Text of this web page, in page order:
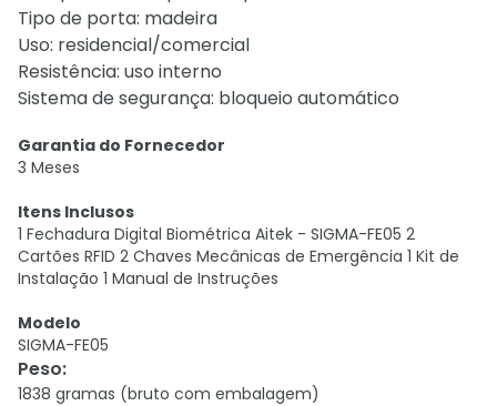
Tipo de porta: madeira
Uso: residencial/comercial
Resistência: uso interno
Sistema de segurança: bloqueio automático
Garantia do Fornecedor
3 Meses
Itens Inclusos
1 Fechadura Digital Biométrica Aitek - SIGMA-FE05 2
Cartões RFID 2 Chaves Mecânicas de Emergência 1 Kit de
Instalação 1 Manual de Instruções
Modelo
SIGMA-FE05
Peso:
1838 gramas (bruto com embalagem)